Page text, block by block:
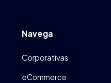
Navega
Corporativas
eCommerce